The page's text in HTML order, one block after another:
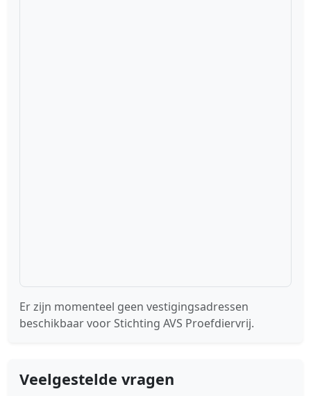
Er zijn momenteel geen vestigingsadressen
beschikbaar voor Stichting AVS Proefdiervrij.
Veelgestelde vragen